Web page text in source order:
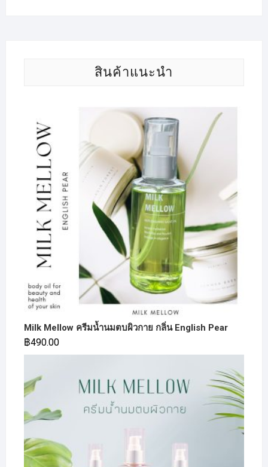
สินค้าแนะนำ
Milk Mellow ครีมน้ำนมตบผิวกาย กลิ่น English Pear
฿490.00